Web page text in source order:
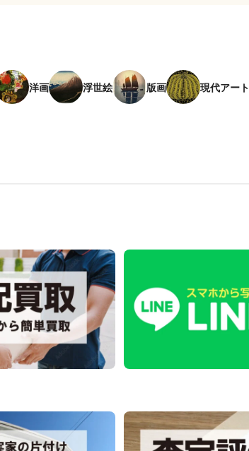
洋画 浮世絵 版画 現代アート